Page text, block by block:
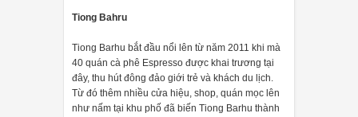
Tiong Bahru
Tiong Barhu bắt đầu nổi lên từ năm 2011 khi mà
40 quán cà phê Espresso được khai trương tại
đây, thu hút đông đảo giới trẻ và khách du lịch.
Từ đó thêm nhiều cửa hiệu, shop, quán mọc lên
như nấm tại khu phố đã biến Tiong Barhu thành